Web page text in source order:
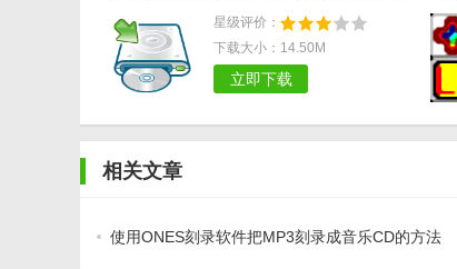
工具)v1.3.1.4
星级评价：
下载大小：14.50M
立即下载
相关文章
使用ONES刻录软件把MP3刻录成音乐CD的方法